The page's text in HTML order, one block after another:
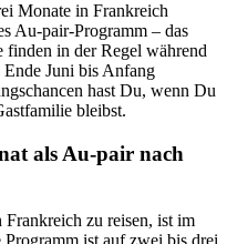
Monate in Frankreich
Au-pair-Programm – das
in der Regel während
Juni bis Anfang
hast Du, wenn Du
bleibst.
als Au-pair nach
zu reisen, ist im